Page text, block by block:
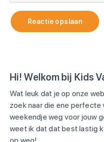
Reactie opslaan
Hi! Welkom bij Kids
Wat leuk dat je op onze
zoek naar die ene
weekendje weg voor jouw
weet ik dat dat best lastig